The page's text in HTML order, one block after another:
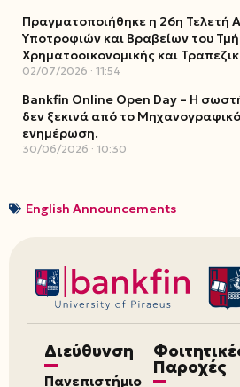
Πραγματοποιήθηκε η 26η Τελετή
Υποτροφιών και Βραβείων του
Χρηματοοικονομικής και
02/07/2026 11:54
Bankfin Online Open Day – Η
δεν ξεκινά από το
ενημέρωση.
30/06/2026 10:30
English Announcements
Διεύθυνση
Πανεπιστήμιο
Παροχές